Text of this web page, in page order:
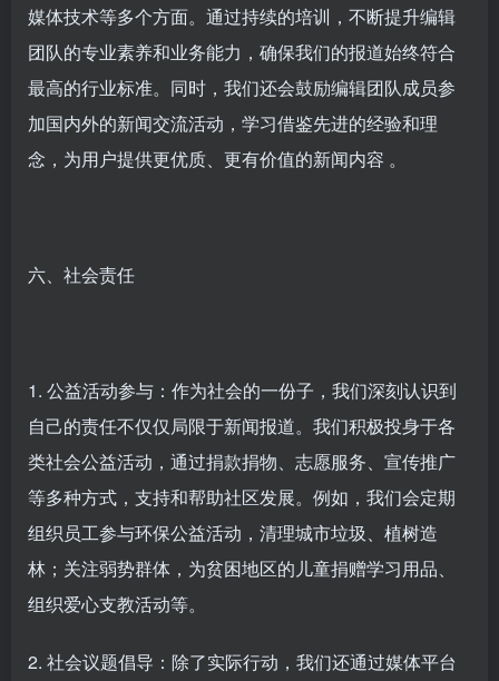
媒体技术等多个方面。通过持续的培训，不断提升编辑
团队的专业素养和业务能力，确保我们的报道始终符合
最高的行业标准。同时，我们还会鼓励编辑团队成员参
加国内外的新闻交流活动，学习借鉴先进的经验和理
念，为用户提供更优质、更有价值的新闻内容 。
六、社会责任
1. 公益活动参与：作为社会的一份子，我们深刻认识到
自己的责任不仅仅局限于新闻报道。我们积极投身于各
类社会公益活动，通过捐款捐物、志愿服务、宣传推广
等多种方式，支持和帮助社区发展。例如，我们会定期
组织员工参与环保公益活动，清理城市垃圾、植树造
林；关注弱势群体，为贫困地区的儿童捐赠学习用品、
组织爱心支教活动等。
2. 社会议题倡导：除了实际行动，我们还通过媒体平台